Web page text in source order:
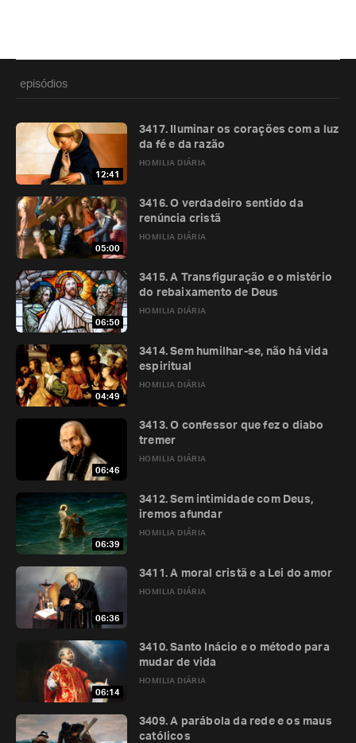
episódios
12:41
HOMILIA DIÁRIA
3417. Iluminar os corações com a luz
da fé e da razão
05:00
HOMILIA DIÁRIA
3416. O verdadeiro sentido da
renúncia cristã
06:50
HOMILIA DIÁRIA
3415. A Transfiguração e o mistério
do rebaixamento de Deus
04:49
HOMILIA DIÁRIA
3414. Sem humilhar-se, não há vida
espiritual
06:46
HOMILIA DIÁRIA
3413. O confessor que fez o diabo
tremer
06:39
HOMILIA DIÁRIA
3412. Sem intimidade com Deus,
iremos afundar
06:36
HOMILIA DIÁRIA
3411. A moral cristã e a Lei do amor
06:14
HOMILIA DIÁRIA
3410. Santo Inácio e o método para
mudar de vida
3409. A parábola da rede e os maus
católicos